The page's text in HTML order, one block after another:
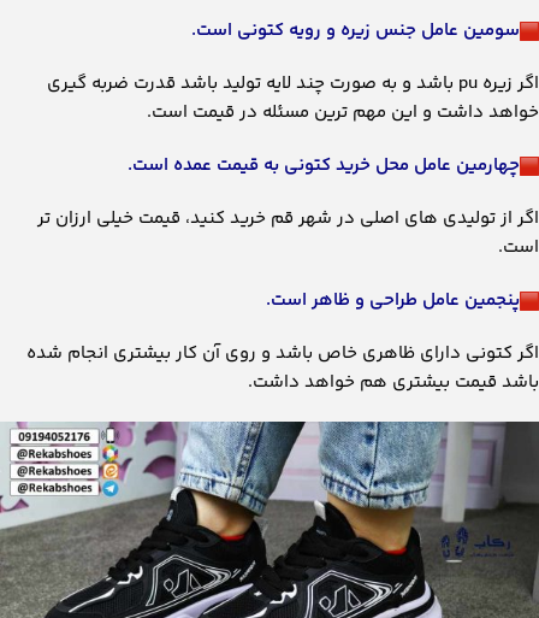
سومین عامل جنس زیره و رویه کتونی است.
اگر زیره pu باشد و به صورت چند لایه تولید باشد قدرت ضربه گیری
خواهد داشت و این مهم ترین مسئله در قیمت است.
چهارمین عامل محل خرید کتونی به قیمت عمده است.
اگر از تولیدی های اصلی در شهر قم خرید کنید، قیمت خیلی ارزان تر
است.
پنجمین عامل طراحی و ظاهر است.
اگر کتونی دارای ظاهری خاص باشد و روی آن کار بیشتری انجام شده
باشد قیمت بیشتری هم خواهد داشت.